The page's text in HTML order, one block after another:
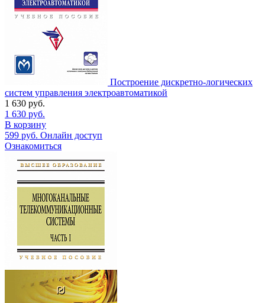
Построение дискретно-логических
систем управления электроавтоматикой
1 630 руб.
1 630 руб.
В корзину
599 руб. Онлайн доступ
Ознакомиться